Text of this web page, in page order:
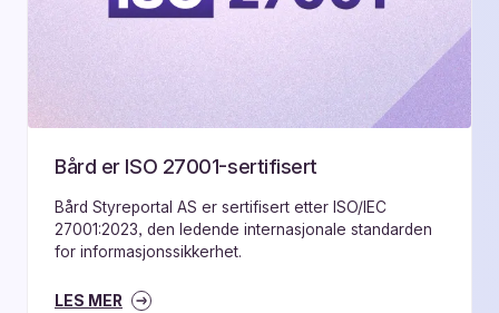
Bård er ISO 27001-sertifisert
Bård Styreportal AS er sertifisert etter ISO/IEC
27001:2023, den ledende internasjonale standarden
for informasjonssikkerhet.
LES MER